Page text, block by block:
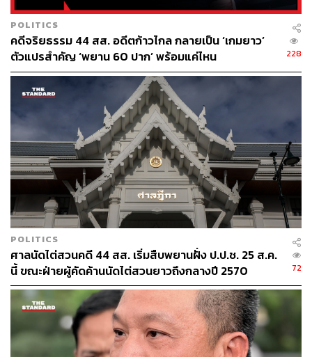
ในรอบปีที่ผ่านมา (ปีงบประมาณ 2566) มีสถิติการรับเรื่อง
ร้องเรียนทั้งสิ้น 9,066 เรื่อง แบ่งออกเป็นประเภทเรื่องกล่าว
หา
ประเภทที่ 1 กลุ่มที่ส่วนใหญ่มีรายละเอียดคำกล่าวหา
ครบถ้วน 6,815 เรื่อง ได้แก่ หนังสือร้องเรียน หนังสือ
ราชการ ร้องเรียนด้วยวาจา และเหตุอันควรสงสัย (ของ
คณะกรรมการ ป.ป.ช.)
ประเภทที่ 2 กลุ่มที่ส่วนใหญ่มีรายละเอียดคำกล่าว
หาไม่ครบถ้วน 2,251 เรื่อง ได้แก่ บัตรสนเท่ห์ เว็บไซต์
แจ้งเบาะแส และคำกล่าวหาไม่ปรากฏชื่อ
โดยทั้ง 2 ประเภทมีเรื่องที่รับไว้ตรวจสอบเบื้องต้น (รับดำเนิน
การเอง) 3,695 เรื่อง เรื่องที่ส่งให้หน่วยงานอื่นดำเนินการ
(ตามมติ) 2,627 เรื่อง เรื่องที่อยู่ระหว่างดำเนินการ 491 เรื่อง
และส่วนที่เหลือจะเป็นเรื่องซ้ำ ยุติเรื่อง และไม่รับไว้พิจารณา
หรือไม่อยู่ในอำนาจหน้าที่
POLITICS
คดีจริยธรรม 44 สส. อดีตก้าวไกล กลายเป็น ‘เกมยาว’
ตัวแปรสำคัญ ‘พยาน 60 ปาก’ พร้อมแค่ไหน
228
POLITICS
ศาลนัดไต่สวนคดี 44 สส. เริ่มสืบพยานฝั่ง ป.ป.ช. 25 ส.ค.
นี้ ขณะฝ่ายผู้คัดค้านนัดไต่สวนยาวถึงกลางปี 2570
72